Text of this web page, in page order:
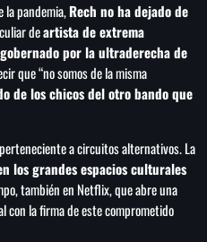
la pandemia,Rech no ha dejado de
deartista de extrema
gobernado por la ultraderecha de
que “no somos de la misma
de los chicos del otro bando que
a circuitos alternativos. La
los grandes espacios culturales
también en Netflix, que abre una
con la firma de este comprometido